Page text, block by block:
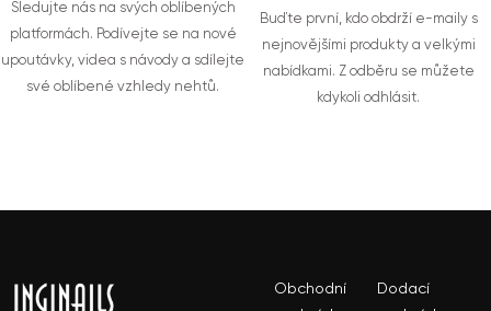
Sledujte nás na svých oblíbených
platformách. Podívejte se na nové
upoutávky, videa s návody a sdílejte
své oblíbené vzhledy nehtů.
Buďte první, kdo obdrží e-maily s
nejnovějšími produkty a velkými
nabídkami. Z odběru se můžete
kdykoli odhlásit.
Obchodní
Dodací